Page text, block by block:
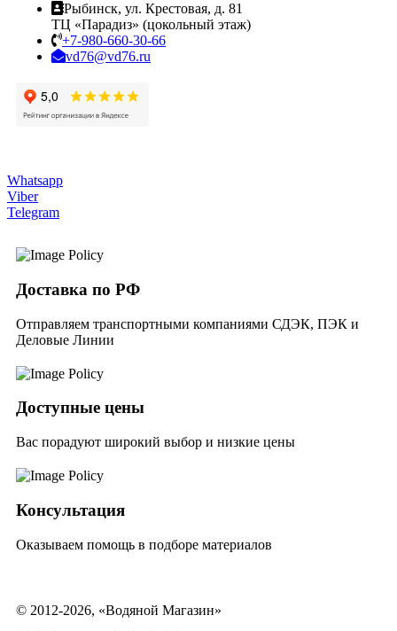
Рыбинск, ул. Крестовая, д. 81
ТЦ «Парадиз» (цокольный этаж)
+7-980-660-30-66
vd76@vd76.ru
Whatsapp
Viber
Telegram
Доставка по РФ
Отправляем транспортными компаниями СДЭК, ПЭК и
Деловые Линии
Доступные цены
Вас порадуют широкий выбор и низкие цены
Консультация
Оказываем помощь в подборе материалов
© 2012-2026, «Водяной Магазин»